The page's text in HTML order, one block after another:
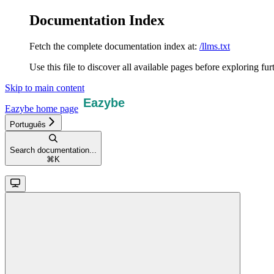
Documentation Index
Fetch the complete documentation index at: /llms.txt
Use this file to discover all available pages before exploring
Skip to main content
Eazybe home page
Português
Search documentation...
⌘ K